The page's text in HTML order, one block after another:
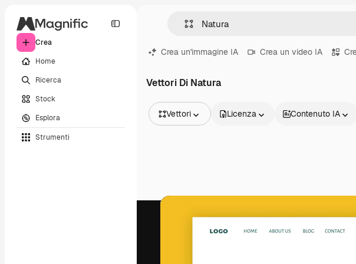
Crea
Home
Ricerca
Stock
Esplora
Strumenti
Crea un'immagine IA Crea un video IA
Vettori Di Natura
Vettori
Video
Motion graphic
Modelli di video
Licenza Contenuto IA